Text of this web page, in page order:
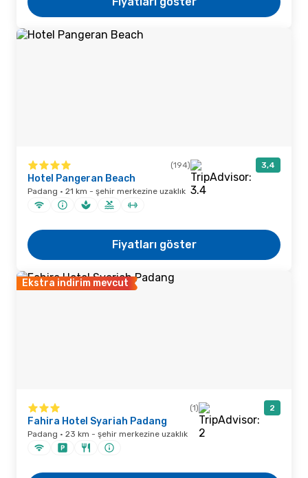
(194) 3,4
Hotel Pangeran Beach
Padang · 21 km - şehir merkezine uzaklık
Fiyatları göster
Ekstra indirim mevcut
(1) 2
Fahira Hotel Syariah Padang
Padang · 23 km - şehir merkezine uzaklık